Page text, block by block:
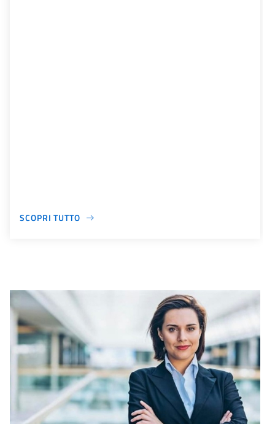
SCOPRI TUTTO